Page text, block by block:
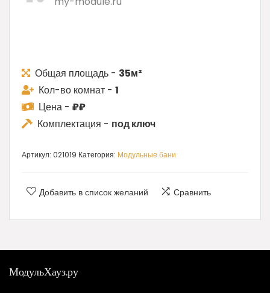
Общая площадь - 35м²
Кол-во комнат - 1
Цена - ₽₽
Комплектация - под ключ
Артикул: 021019 Категория: Модульные бани
Добавить в список желаний Сравнить
МодульХауз.ру